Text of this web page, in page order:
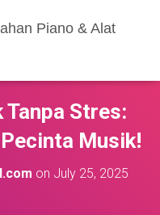
Piano & Alat
Stres:
Musik!
on July 25, 2025